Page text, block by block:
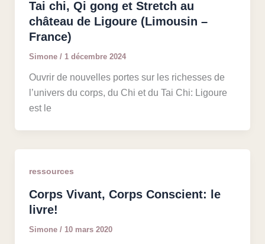
Tai chi, Qi gong et Stretch au
château de Ligoure (Limousin –
France)
Simone / 1 décembre 2024
Ouvrir de nouvelles portes sur les richesses de
l’univers du corps, du Chi et du Tai Chi: Ligoure
est le
ressources
Corps Vivant, Corps Conscient: le
livre!
Simone / 10 mars 2020